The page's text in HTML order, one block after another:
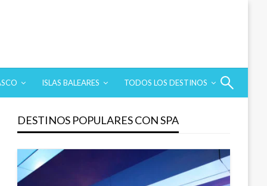
ISLAS BALEARES TODOS LOS DESTINOS
DESTINOS POPULARES CON SPA